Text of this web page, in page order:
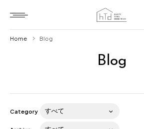
Blog
Home Blog
Category